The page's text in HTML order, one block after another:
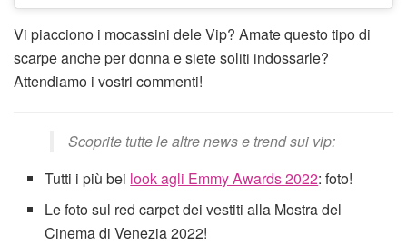
Vi piacciono i mocassini dele Vip? Amate questo tipo di
scarpe anche per donna e siete soliti indossarle?
Attendiamo i vostri commenti!
Scoprite tutte le altre news e trend sui vip:
Tutti i più bei look agli Emmy Awards 2022: foto!
Le foto sul red carpet dei vestiti alla Mostra del
Cinema di Venezia 2022!